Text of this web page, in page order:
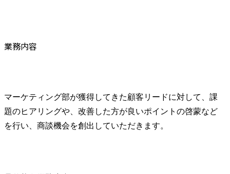
業務内容
マーケティング部が獲得してきた顧客リードに対して、課
題のヒアリングや、改善した方が良いポイントの啓蒙など
を行い、商談機会を創出していただきます。